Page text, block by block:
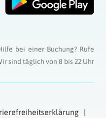
bei einer Buchung? Rufe
sind täglich von 8 bis 22 Uhr